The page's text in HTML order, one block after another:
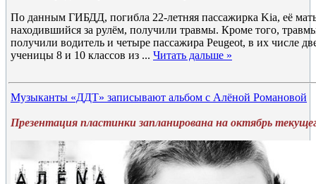
По данным ГИБДД, погибла 22-летняя пассажирка Kia, её
находившийся за рулём, получили травмы. Кроме того,
получили водитель и четыре пассажира Peugeot, в их числе
ученицы 8 и 10 классов из ... Читать дальше »
Музыканты «ДДТ» записывают альбом с Алёной Романовой
Презентация пластинки запланирована на октябрь